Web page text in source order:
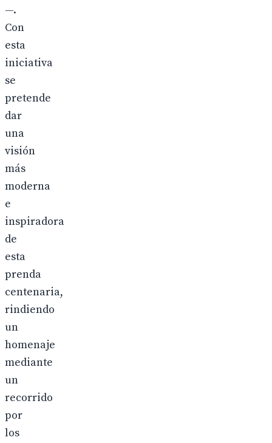
—.
Con
esta
iniciativa
se
pretende
dar
una
visión
más
moderna
e
inspiradora
de
esta
prenda
centenaria,
rindiendo
un
homenaje
mediante
un
recorrido
por
los